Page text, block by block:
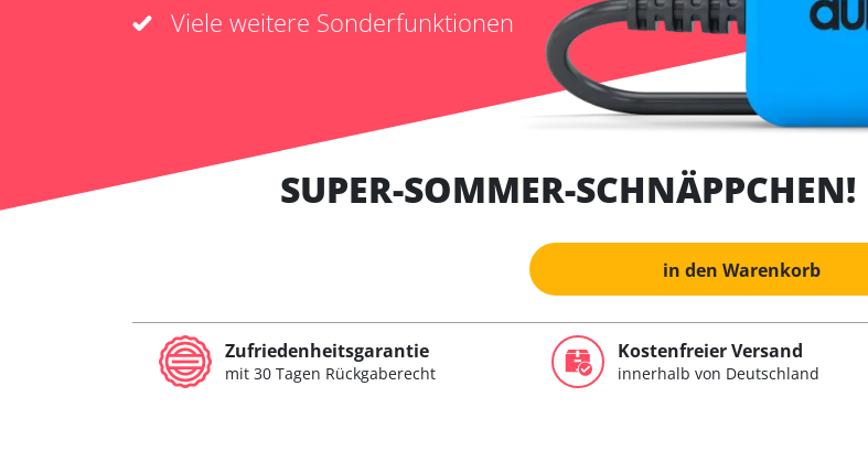
Viele weitere Sonderfunktionen
SUPER-SOMMER-SCHNÄPPCHEN!
in den Warenkorb
Zufriedenheitsgarantie
mit 30 Tagen Rückgaberecht
Kostenfreier Versand
innerhalb von Deutschland